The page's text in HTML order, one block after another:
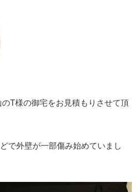
T様の御宅をお見積もりさせて頂
で外壁が一部傷み始めていまし